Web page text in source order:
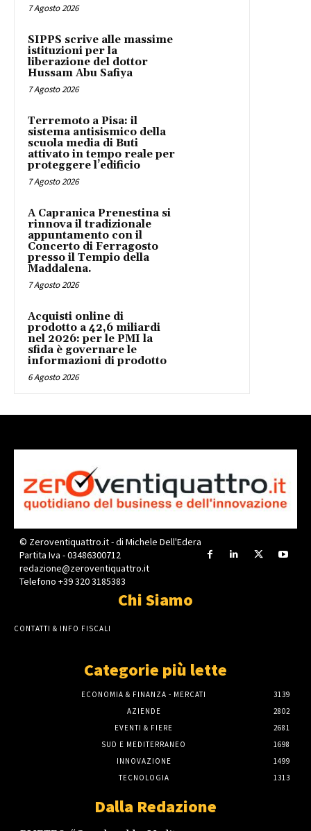
7 Agosto 2026
SIPPS scrive alle massime
istituzioni per la
liberazione del dottor
Hussam Abu Safiya
7 Agosto 2026
Terremoto a Pisa: il
sistema antisismico della
scuola media di Buti
attivato in tempo reale per
proteggere l’edificio
7 Agosto 2026
A Capranica Prenestina si
rinnova il tradizionale
appuntamento con il
Concerto di Ferragosto
presso il Tempio della
Maddalena.
7 Agosto 2026
Acquisti online di
prodotto a 42,6 miliardi
nel 2026: per le PMI la
sfida è governare le
informazioni di prodotto
6 Agosto 2026
© Zeroventiquattro.it - di Michele Dell'Edera
Partita Iva - 03486300712
redazione@zeroventiquattro.it
Telefono +39 320 3185383
Chi Siamo
CONTATTI & INFO FISCALI
Categorie più lette
ECONOMIA & FINANZA - MERCATI
3139
AZIENDE
2802
EVENTI & FIERE
2681
SUD E MEDITERRANEO
1698
INNOVAZIONE
1499
TECNOLOGIA
1313
Dalla Redazione